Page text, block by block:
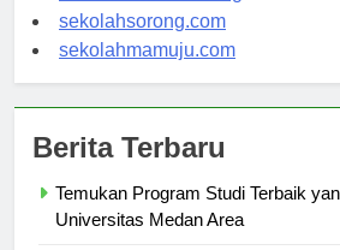
sekolahindonesia.org
sekolahsorong.com
Temukan Program Studi Terbaik